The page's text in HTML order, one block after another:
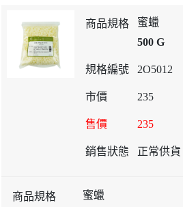
蜜蠟
500 G
2O5012
235
235
正常供貨
蜜蠟